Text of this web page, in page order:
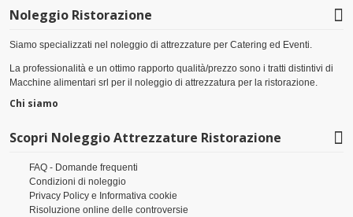
Noleggio Ristorazione
Siamo specializzati nel noleggio di attrezzature per Catering ed Eventi.
La professionalità e un ottimo rapporto qualità/prezzo sono i tratti distintivi di
Macchine alimentari srl per il noleggio di attrezzatura per la ristorazione.
Chi siamo
Scopri Noleggio Attrezzature Ristorazione
FAQ - Domande frequenti
Condizioni di noleggio
Privacy Policy e Informativa cookie
Risoluzione online delle controversie